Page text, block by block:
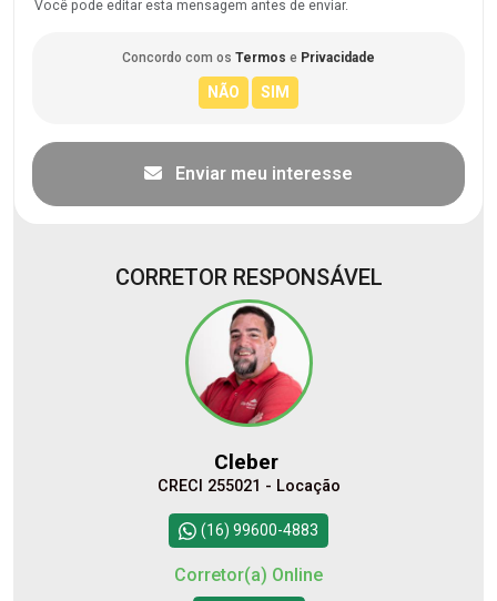
Você pode editar esta mensagem antes de enviar.
Concordo com os Termos e Privacidade
Enviar meu interesse
CORRETOR RESPONSÁVEL
Cleber
CRECI 255021 - Locação
(16) 99600-4883
Corretor(a) Online